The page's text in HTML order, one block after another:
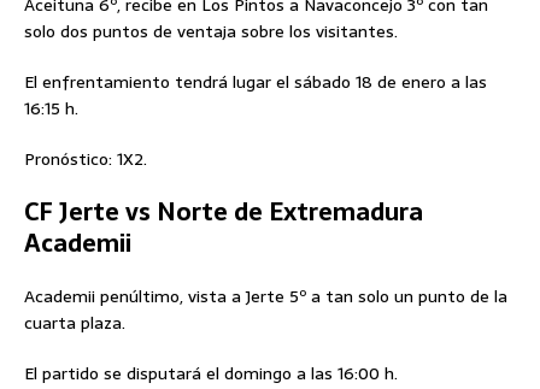
solo dos puntos de ventaja sobre los visitantes.
El enfrentamiento tendrá lugar el sábado 18 de enero a las
16:15 h.
Pronóstico: 1X2.
CF Jerte vs Norte de Extremadura
Academii
Academii penúltimo, vista a Jerte 5º a tan solo un punto de la
cuarta plaza.
El partido se disputará el domingo a las 16:00 h.